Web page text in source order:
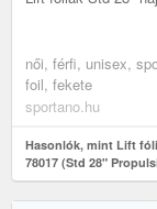
női, férfi, unisex,
foil, fekete
sportano.hu
Hasonlók, mint Lift
78017 (Std 28"